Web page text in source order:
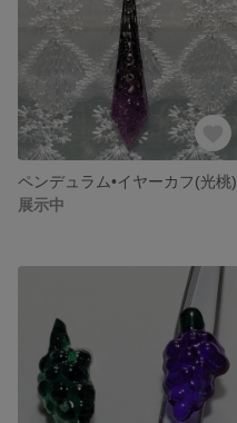
ペンデュラム•イヤーカフ(光桃)
展示中